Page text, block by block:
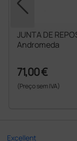
JUNTA DE
Andromeda
71,00 €
(Preço sem IVA)
Excellent